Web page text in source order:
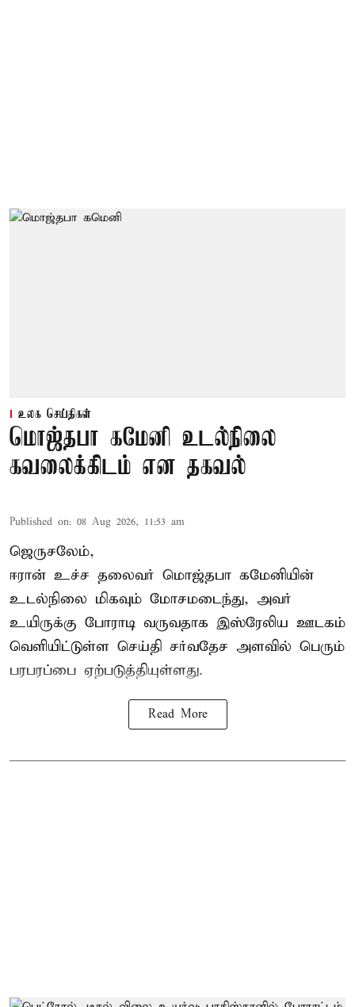
உலக செய்திகள்
மொஜ்தபா கமேனி உடல்நிலை
கவலைக்கிடம் என தகவல்
Published on: 08 Aug 2026, 11:53 am
ஜெருசலேம்,
ஈரான் உச்ச தலைவர் மொஜ்தபா கமேனியின்
உடல்நிலை மிகவும் மோசமடைந்து, அவர்
உயிருக்கு போராடி வருவதாக இஸ்ரேலிய ஊடகம்
வெளியிட்டுள்ள செய்தி சர்வதேச அளவில் பெரும்
பரபரப்பை ஏற்படுத்தியுள்ளது.
Read More